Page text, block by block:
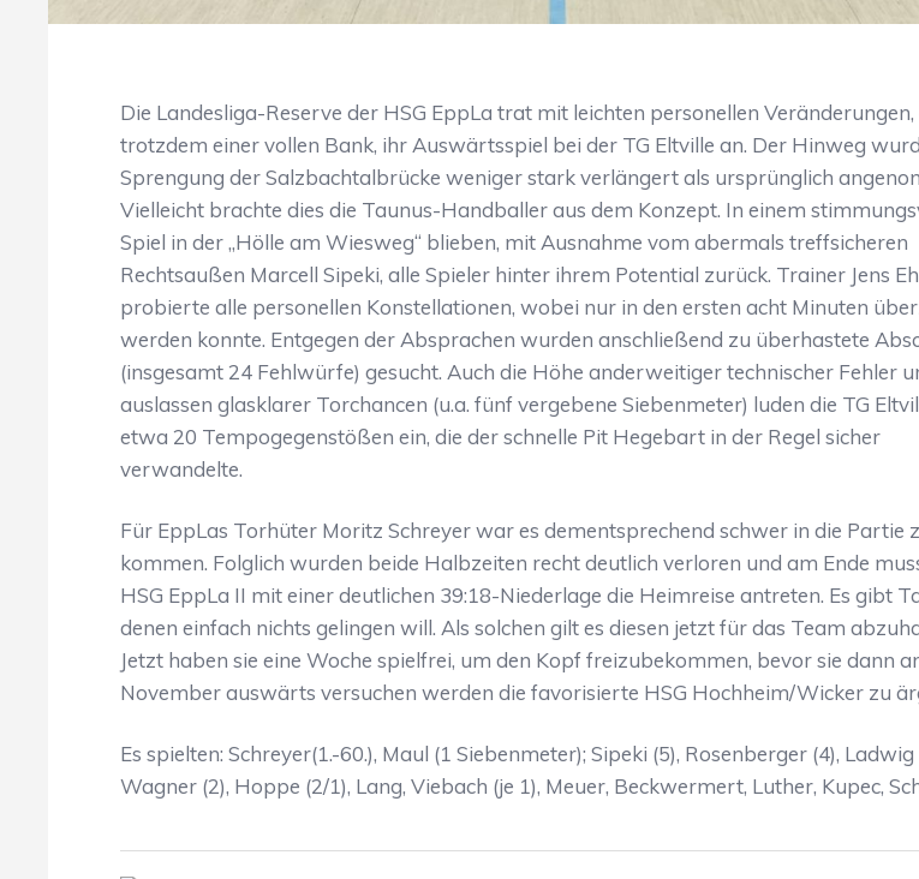
Die Landesliga-Reserve der HSG EppLa trat mit leichten personellen
trotzdem einer vollen Bank, ihr Auswärtsspiel bei der TG Eltville an. Der Hinweg
Sprengung der Salzbachtalbrücke weniger stark verlängert als ursprünglich
Vielleicht brachte dies die Taunus-Handballer aus dem Konzept. In einem
Spiel in der „Hölle am Wiesweg“ blieben, mit Ausnahme vom abermals treffsicheren
Rechtsaußen Marcell Sipeki, alle Spieler hinter ihrem Potential zurück. Trainer Jens
probierte alle personellen Konstellationen, wobei nur in den ersten acht Minuten
werden konnte. Entgegen der Absprachen wurden anschließend zu überhastete
(insgesamt 24 Fehlwürfe) gesucht. Auch die Höhe anderweitiger technischer Fehler
auslassen glasklarer Torchancen (u.a. fünf vergebene Siebenmeter) luden die TG
etwa 20 Tempogegenstößen ein, die der schnelle Pit Hegebart in der Regel sicher
verwandelte.
Für EppLas Torhüter Moritz Schreyer war es dementsprechend schwer in die Partie
kommen. Folglich wurden beide Halbzeiten recht deutlich verloren und am Ende
HSG EppLa II mit einer deutlichen 39:18-Niederlage die Heimreise antreten. Es gibt
denen einfach nichts gelingen will. Als solchen gilt es diesen jetzt für das Team
Jetzt haben sie eine Woche spielfrei, um den Kopf freizubekommen, bevor sie dann
November auswärts versuchen werden die favorisierte HSG Hochheim/Wicker zu
Es spielten: Schreyer(1.-60.), Maul (1 Siebenmeter); Sipeki (5), Rosenberger (4), Ladwig
Wagner (2), Hoppe (2/1), Lang, Viebach (je 1), Meuer, Beckwermert, Luther, Kupec,